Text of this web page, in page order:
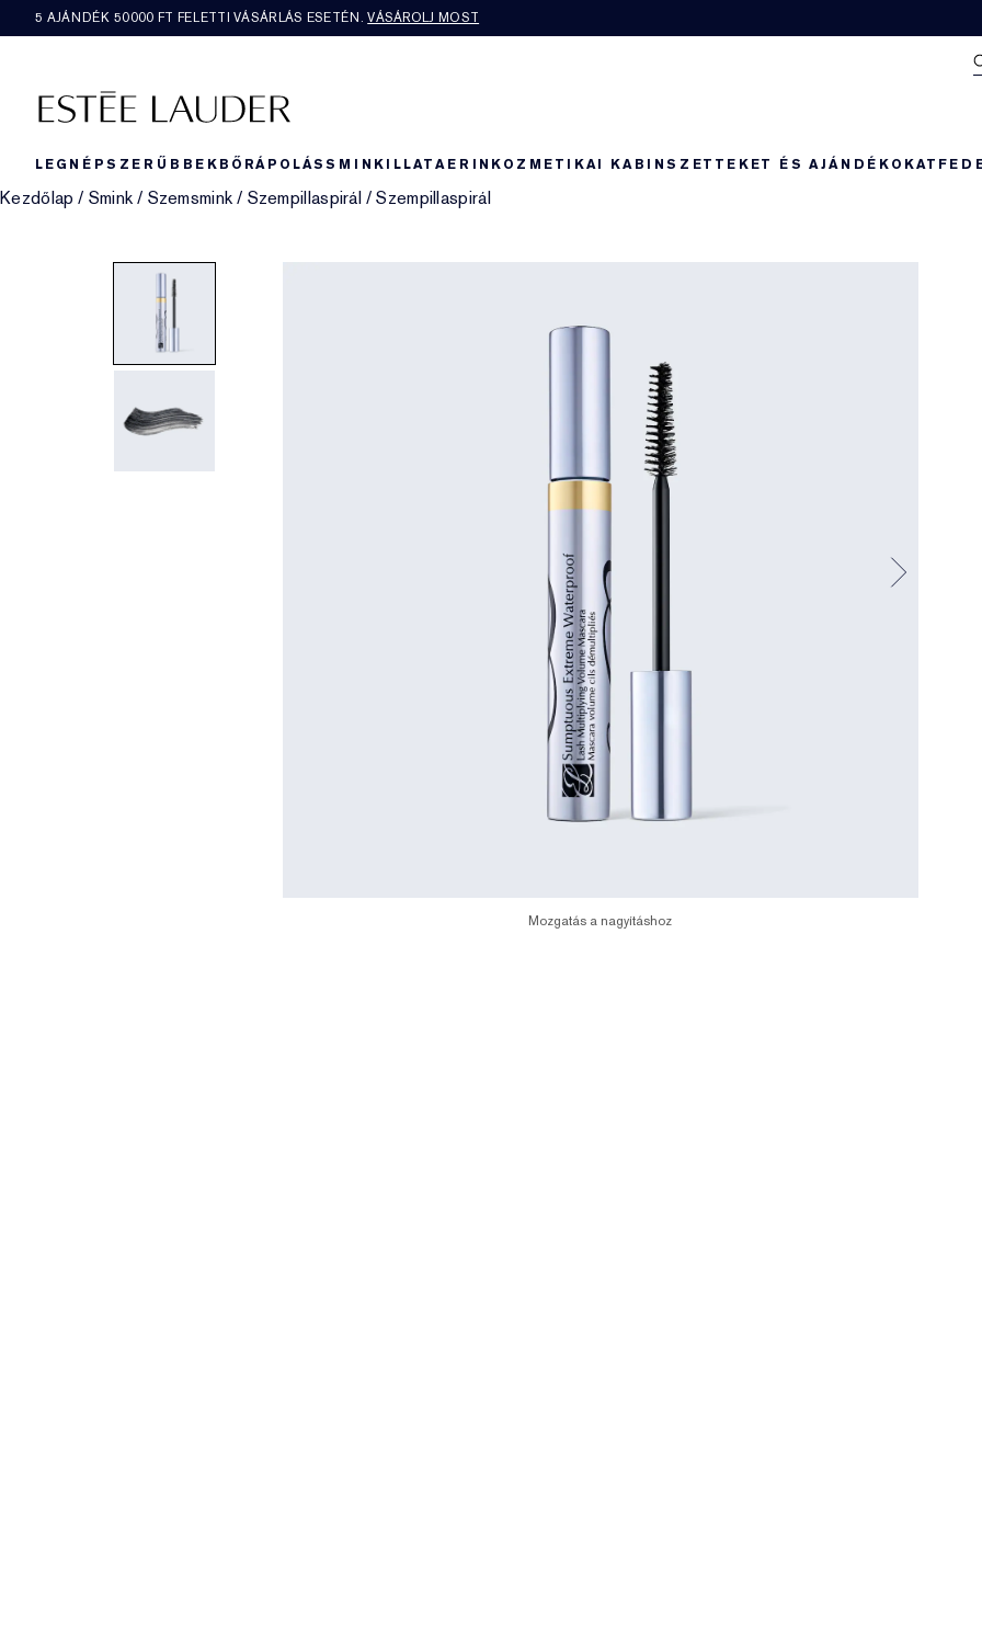
5 AJÁNDÉK 50000​ FT FELETTI VÁSÁRLÁS ESETÉN.VÁSÁROLJ MOST
LEGNÉPSZERŰBBEKBŐRÁPOLÁSSMINKILLATAERIN KOZMETIKAI KABINSZETTEKET ÉS AJÁNDÉKOKAT
Kezdőlap / Smink / Szemsmink / Szempillaspirál/ Szempillaspirál
Mozgatás a nagyításhoz